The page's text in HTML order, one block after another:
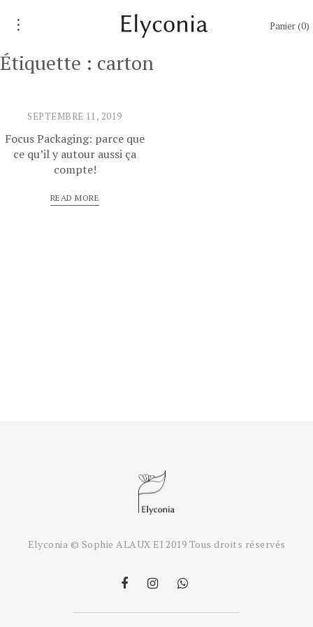
Panier 0
Étiquette : carton
SEPTEMBRE 11, 2019
Focus Packaging: parce que
ce qu’il y autour aussi ça
compte!
READ MORE
Elyconia © Sophie ALAUX EI 2019 Tous droits réservés